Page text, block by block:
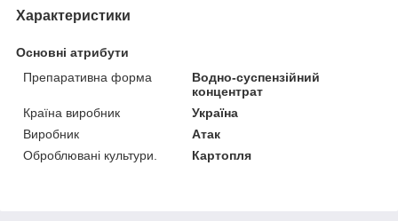
Характеристики
Основні атрибути
Препаративна форма
Водно-суспензійний
концентрат
Країна виробник
Україна
Виробник
Атак
Оброблювані культури.
Картопля